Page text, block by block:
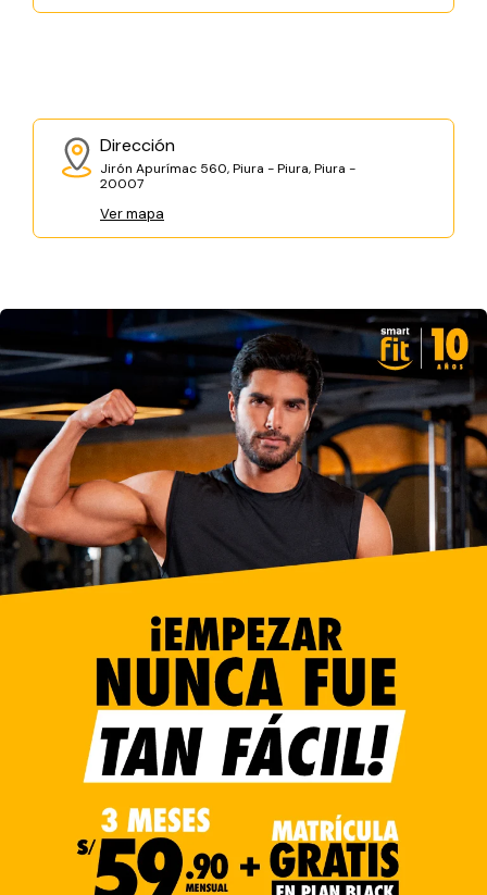
Dirección
Jirón Apurímac 560, Piura - Piura, Piura -
20007
Ver mapa